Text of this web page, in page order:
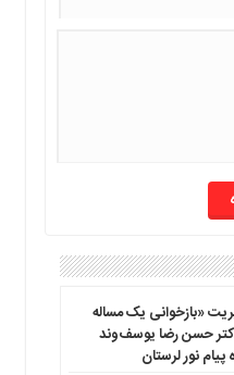
«بازخوانی یک مساله
دکتر حسن رضا یوسف‌وند
نور لرستان